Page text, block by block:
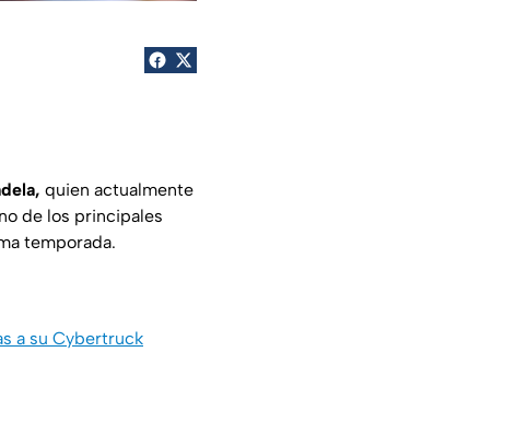
quien actualmente
de los principales
temporada.
a su Cybertruck